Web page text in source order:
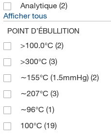
Analytique (2)
Afficher tous
POINT D’ÉBULLITION
>100.0°C (2)
>300°C (3)
∼155°C (1.5mmHg) (2)
∼207°C (3)
∼96°C (1)
100°C (19)